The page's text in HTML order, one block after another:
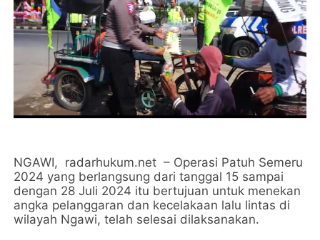
NGAWI, radarhukum.net – Operasi Patuh Semeru
2024 yang berlangsung dari tanggal 15 sampai
dengan 28 Juli 2024 itu bertujuan untuk menekan
angka pelanggaran dan kecelakaan lalu lintas di
wilayah Ngawi, telah selesai dilaksanakan.